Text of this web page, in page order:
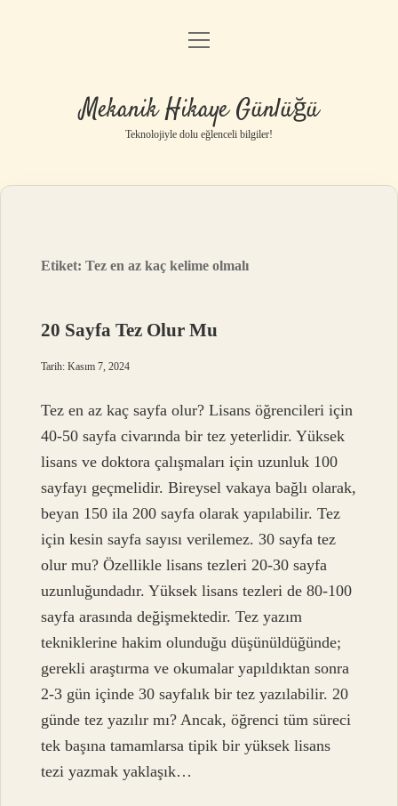
Anasayfa
Yasal Uyarı
menüyü
Mekanik Hikaye Günlüğü
Teknolojiyle dolu eğlenceli bilgiler!
Etiket:Tez en az kaç kelime olmalı
20 Sayfa Tez Olur Mu
Tarih: Kasım 7, 2024
Tez en az kaç sayfa olur? Lisans öğrencileri için
40-50 sayfa civarında bir tez yeterlidir. Yüksek
lisans ve doktora çalışmaları için uzunluk 100
sayfayı geçmelidir. Bireysel vakaya bağlı olarak,
beyan 150 ila 200 sayfa olarak yapılabilir. Tez
için kesin sayfa sayısı verilemez. 30 sayfa tez
olur mu? Özellikle lisans tezleri 20-30 sayfa
uzunluğundadır. Yüksek lisans tezleri de 80-100
sayfa arasında değişmektedir. Tez yazım
tekniklerine hakim olunduğu düşünüldüğünde;
gerekli araştırma ve okumalar yapıldıktan sonra
2-3 gün içinde 30 sayfalık bir tez yazılabilir. 20
günde tez yazılır mı? Ancak, öğrenci tüm süreci
tek başına tamamlarsa tipik bir yüksek lisans
tezi yazmak yaklaşık…